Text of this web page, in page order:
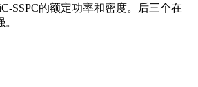
SSPC的额定功率和密度。后三个在